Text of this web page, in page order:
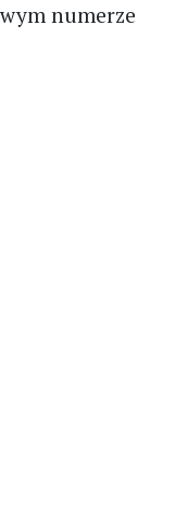
numerze